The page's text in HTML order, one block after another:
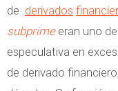
de derivados
subprimeeran uno
especulativa en
de derivado